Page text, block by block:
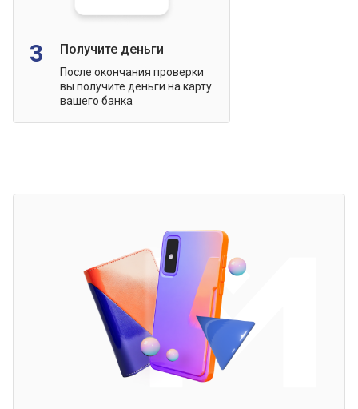
3 Получите деньги
После окончания проверки
вы получите деньги на карту
вашего банка